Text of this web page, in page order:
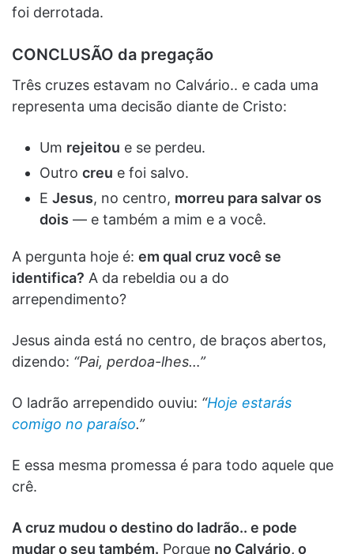
foi derrotada.
CONCLUSÃO da pregação
Três cruzes estavam no Calvário.. e cada uma
representa uma decisão diante de Cristo:
Um rejeitou e se perdeu.
Outro creu e foi salvo.
E Jesus, no centro, morreu para salvar os
dois — e também a mim e a você.
A pergunta hoje é: em qual cruz você se
identifica? A da rebeldia ou a do
arrependimento?
Jesus ainda está no centro, de braços abertos,
dizendo: “Pai, perdoa-lhes…”
O ladrão arrependido ouviu: “Hoje estarás
comigo no paraíso.”
E essa mesma promessa é para todo aquele que
crê.
A cruz mudou o destino do ladrão.. e pode
mudar o seu também. Porque no Calvário, o